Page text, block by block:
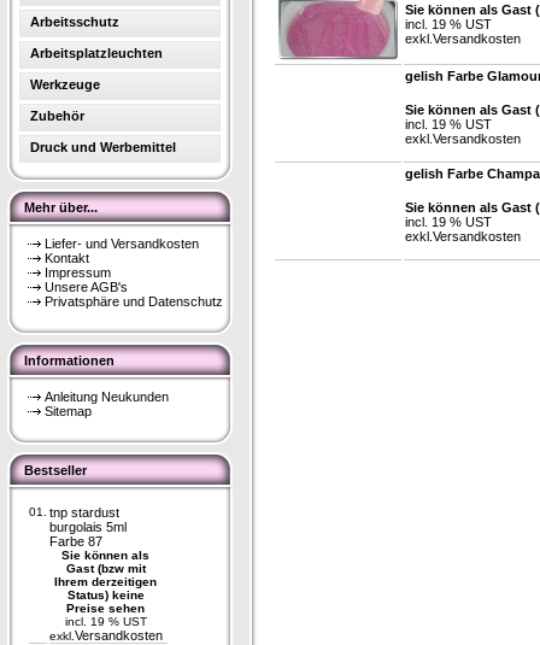
Arbeitsschutz
Arbeitsplatzleuchten
Werkzeuge
Zubehör
Druck und Werbemittel
Mehr über...
Liefer- und Versandkosten
Kontakt
Impressum
Unsere AGB's
Privatsphäre und Datenschutz
Informationen
Anleitung Neukunden
Sitemap
Bestseller
01.
tnp stardust
burgolais 5ml
Farbe 87
Sie können als
Gast (bzw mit
Ihrem derzeitigen
Status) keine
Preise sehen
incl. 19 % UST
exkl. Versandkosten
Sie können als Gast
incl. 19 % UST
exkl. Versandkosten
gelish Farbe
Sie können als Gast
incl. 19 % UST
exkl. Versandkosten
gelish Farbe
Sie können als Gast
incl. 19 % UST
exkl. Versandkosten